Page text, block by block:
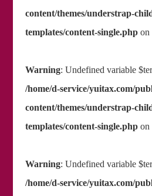
content/themes/understrap-
templates/content-single.phpon
Warning: Undefined variable
/home/d-service/yuitax.com/
content/themes/understrap-
templates/content-single.phpon
Warning: Undefined variable
/home/d-service/yuitax.com/